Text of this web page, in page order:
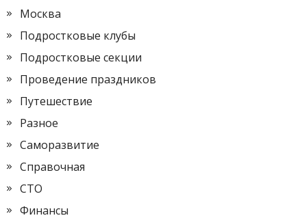
Москва
Подростковые клубы
Подростковые секции
Проведение праздников
Путешествие
Разное
Саморазвитие
Справочная
СТО
Финансы